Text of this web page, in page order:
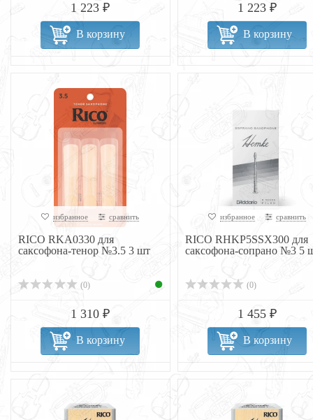
1 223 ₽
В корзину
1 223 ₽
В корзину
избранное сравнить
RICO RKA0330 для
саксофона-тенор №3.5 3 шт
(0)
1 310 ₽
В корзину
избранное сравнить
RICO RHKP5SSX300 для
саксофона-сопрано №3 5
(0)
1 455 ₽
В корзину